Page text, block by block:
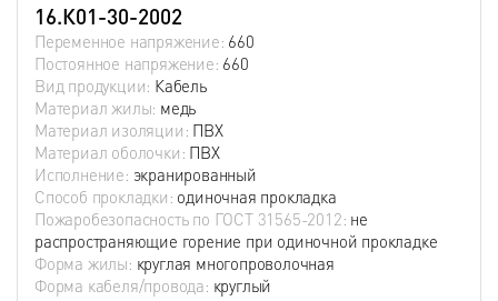
16.К01-30-2002
Переменное напряжение: 660
Постоянное напряжение: 660
Вид продукции: Кабель
Материал жилы: медь
Материал изоляции: ПВХ
Материал оболочки: ПВХ
Исполнение: экранированный
Способ прокладки: одиночная прокладка
Пожаробезопасность по ГОСТ 31565-2012: не
распространяющие горение при одиночной прокладке
Форма жилы: круглая многопроволочная
Форма кабеля/провода: круглый